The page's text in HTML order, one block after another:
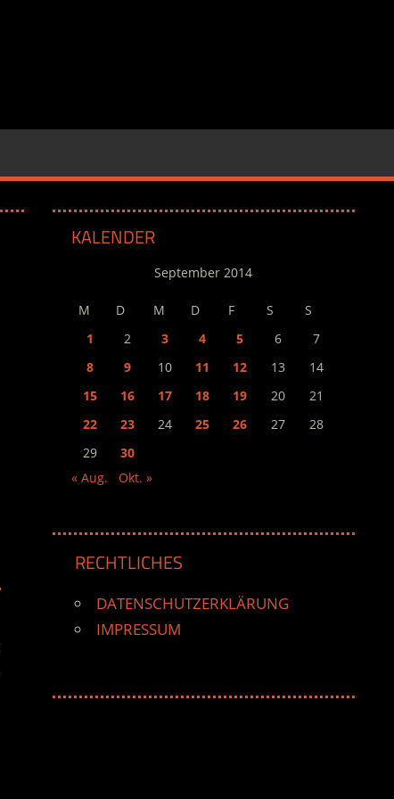
KALENDER
September 2014
M D M D F S
S
1
2 3 4 5 6
7
8
9 10 11 12 13
14
15
16 17 18 19 20
21
22
23 24 25 26 27
28
29
30
« Aug.
Okt. »
RECHTLICHES
DATENSCHUTZERKLÄRUNG
IMPRESSUM